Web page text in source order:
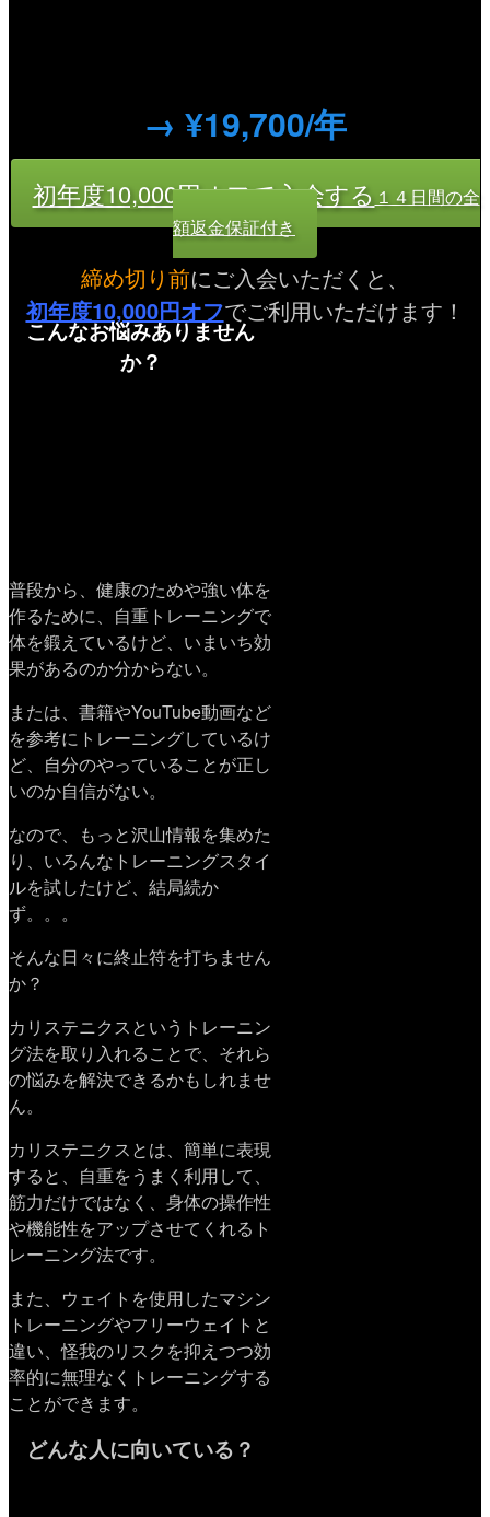
→ ¥19,700/年
初年度10,000円オフで入会する １４日間の全
額返金保証付き
締め切り前にご入会いただくと、
初年度10,000円オフでご利用いただけます！
こんなお悩みありません
か？
普段から、健康のためや強い体を
作るために、自重トレーニングで
体を鍛えているけど、いまいち効
果があるのか分からない。
または、書籍やYouTube動画など
を参考にトレーニングしているけ
ど、自分のやっていることが正し
いのか自信がない。
なので、もっと沢山情報を集めた
り、いろんなトレーニングスタイ
ルを試したけど、結局続か
ず。。。
そんな日々に終止符を打ちません
か？
カリステニクスというトレーニン
グ法を取り入れることで、それら
の悩みを解決できるかもしれませ
ん。
カリステニクスとは、簡単に表現
すると、自重をうまく利用して、
筋力だけではなく、身体の操作性
や機能性をアップさせてくれるト
レーニング法です。
また、ウェイトを使用したマシン
トレーニングやフリーウェイトと
違い、怪我のリスクを抑えつつ効
率的に無理なくトレーニングする
ことができます。
どんな人に向いている？